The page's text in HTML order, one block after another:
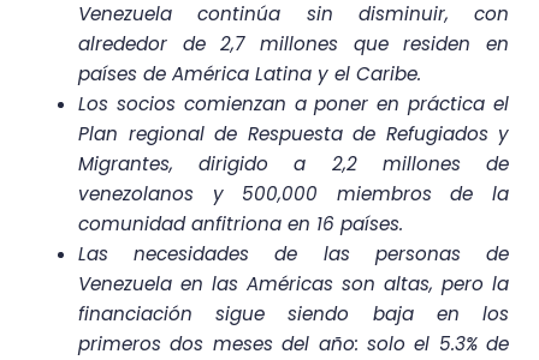
Venezuela continúa sin disminuir, con
alrededor de 2,7 millones que residen en
países de América Latina y el Caribe.
Los socios comienzan a poner en práctica el
Plan regional de Respuesta de Refugiados y
Migrantes, dirigido a 2,2 millones de
venezolanos y 500,000 miembros de la
comunidad anfitriona en 16 países.
Las necesidades de las personas de
Venezuela en las Américas son altas, pero la
financiación sigue siendo baja en los
primeros dos meses del año: solo el 5.3% de